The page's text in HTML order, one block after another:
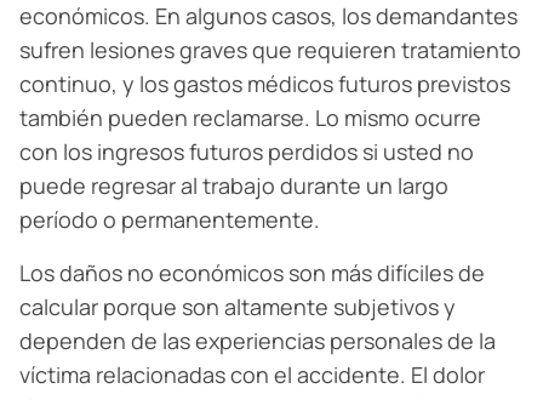
económicos. En algunos casos, los demandantes
sufren lesiones graves que requieren tratamiento
continuo, y los gastos médicos futuros previstos
también pueden reclamarse. Lo mismo ocurre
con los ingresos futuros perdidos si usted no
puede regresar al trabajo durante un largo
período o permanentemente.
Los daños no económicos son más difíciles de
calcular porque son altamente subjetivos y
dependen de las experiencias personales de la
víctima relacionadas con el accidente. El dolor